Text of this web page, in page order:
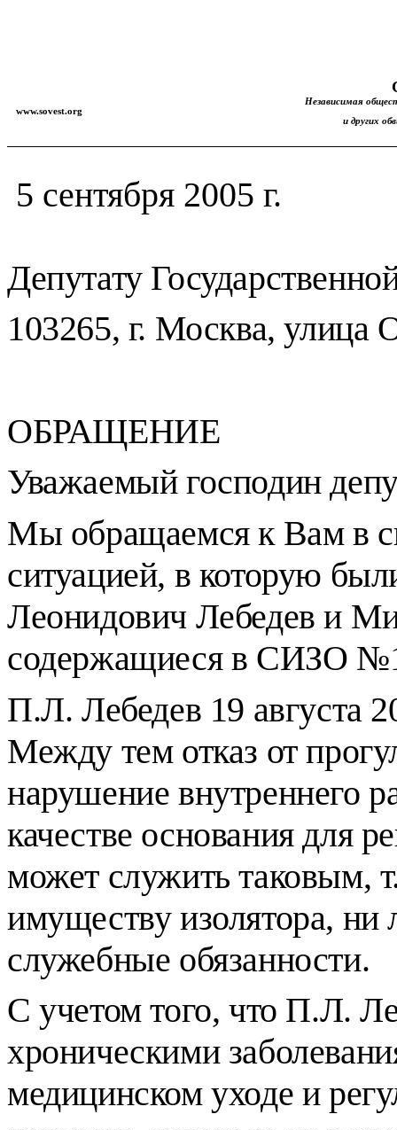
www.sovest.org
Независимая
и других
5 сентября 2005 г.
Депутату
103265, г. Москва, улица
ОБРАЩЕНИЕ
Уважаемый господин
Мы обращаемся к Вам в
ситуацией, в которую
Леонидович Лебедев и
содержащиеся в СИЗО
П.Л. Лебедев 19 августа
Между тем отказ от
нарушение внутреннего
качестве основания для
может служить таковым,
имуществу изолятора,
служебные обязанности.
С учетом того, что П.Л.
хроническими
медицинском уходе и